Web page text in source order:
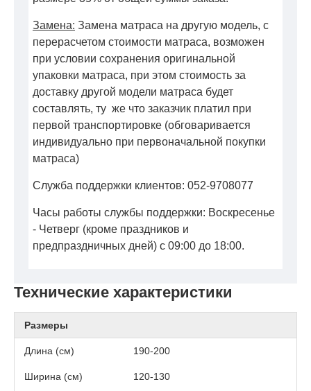
Технические характеристики
Размеры
Длина (см) 190-200
Ширина (см) 120-130
Замена: Замена матраса на другую модель, с
перерасчетом стоимости матраса, возможен
при условии сохранения оригинальной
упаковки матраса, при этом стоимость за
доставку другой модели матраса будет
составлять, ту же что заказчик платил при
первой транспортировке (обговаривается
индивидуально при первоначальной покупки
матраса)
Служба поддержки клиентов: 052-9708077
Часы работы службы поддержки: Воскресенье
- Четверг (кроме праздников и
предпраздничных дней) с 09:00 до 18:00.